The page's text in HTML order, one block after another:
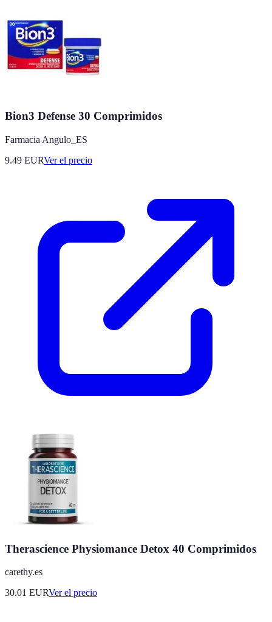
Bion3 Defense 30 Comprimidos
Farmacia Angulo_ES
9.49 EURVer el precio
Therascience Physiomance Detox 40 Comprimidos
carethy.es
30.01 EURVer el precio